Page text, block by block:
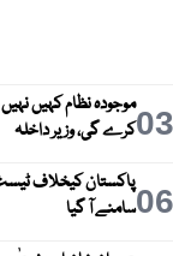
03موجودہ نظام کہیں
کرے گی، وزیر داخلہ
06سامنے آ گیا